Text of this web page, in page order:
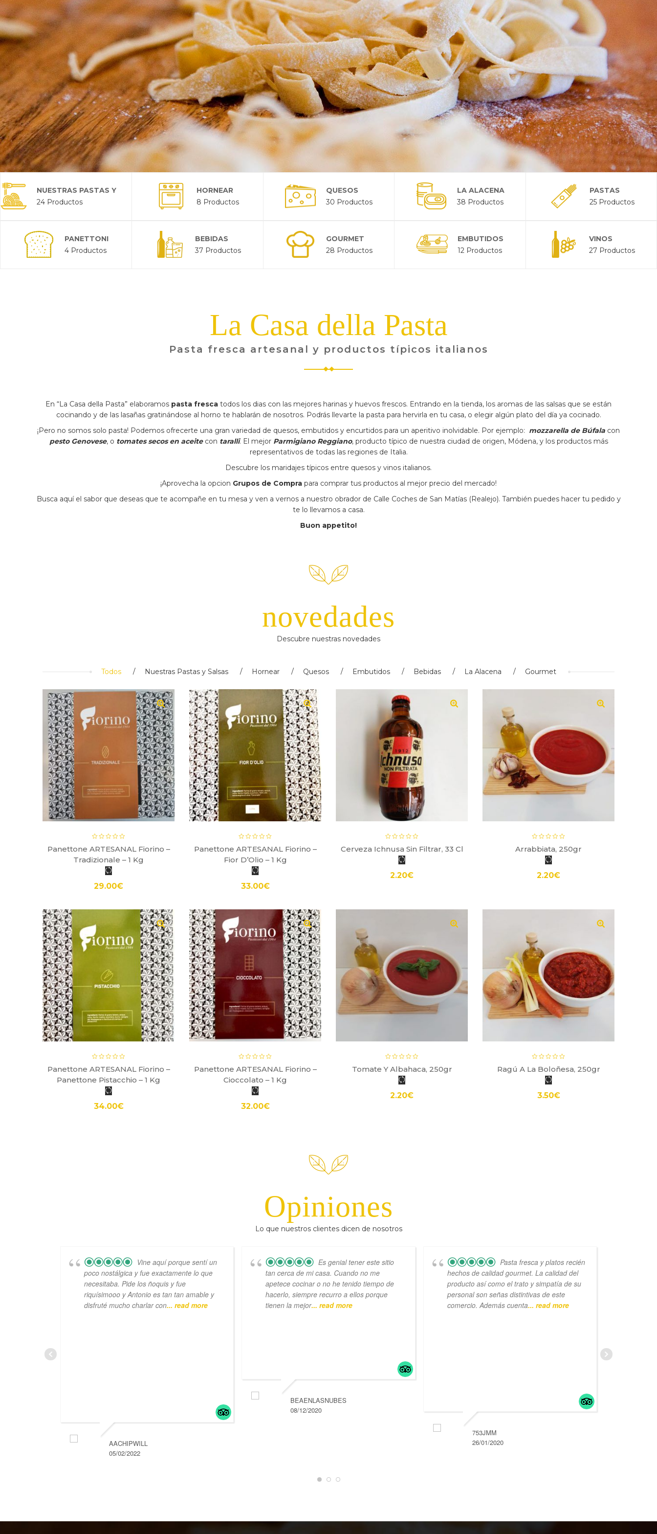
NUESTRAS PASTAS Y
SALSAS
24 Productos
HORNEAR
8 Productos
QUESOS
30 Productos
LA ALACENA
38 Productos
PASTAS
25 Productos
PANETTONI
4 Productos
BEBIDAS
37 Productos
GOURMET
28 Productos
EMBUTIDOS
12 Productos
VINOS
27 Productos
La Casa della Pasta
Pasta fresca artesanal y productos típicos italianos
En “La Casa della Pasta” elaboramos pasta fresca todos los dias con las mejores harinas y huevos frescos. Entrando en la tienda, los aromas de las salsas que se están
cocinando y de las lasañas gratinándose al horno te hablarán de nosotros. Podrás llevarte la pasta para hervirla en tu casa, o elegir algún plato del día ya cocinado.
¡Pero no somos solo pasta! Podemos ofrecerte una gran variedad de quesos, embutidos y encurtidos para un aperitivo inolvidable. Por ejemplo: mozzarella de Búfala con
pesto Genovese, o tomates secos en aceitecon taralli. El mejor Parmigiano Reggiano, producto típico de nuestra ciudad de origen, Módena, y los productos más
representativos de todas las regiones de Italia.
Descubre los maridajes típicos entre quesos y vinos italianos.
¡Aprovecha la opcion Grupos de Compra para comprar tus productos al mejor precio del mercado!
Busca aquí el sabor que deseas que te acompañe en tu mesa y ven a vernos a nuestro obrador de Calle Coches de San Matías (Realejo). También puedes hacer tu pedido y
te lo llevamos a casa.
Buon appetito!
novedades
Descubre nuestras novedades
Todos Nuestras Pastas y Salsas Hornear Quesos Embutidos Bebidas La Alacena Gourmet
Panettone ARTESANAL Fiorino –
Tradizionale – 1 Kg
29.00€
Panettone ARTESANAL Fiorino –
Panettone Pistacchio – 1 Kg
34.00€
Panettone ARTESANAL Fiorino –
Fior D’Olio – 1 Kg
33.00€
Panettone ARTESANAL Fiorino –
Cioccolato – 1 Kg
32.00€
Cerveza Ichnusa Sin Filtrar, 33 Cl
2.20€
Tomate Y Albahaca, 250gr
2.20€
Arrabbiata, 250gr
2.20€
Ragú A La Boloñesa, 250gr
3.50€
Opiniones
Lo que nuestros clientes dicen de nosotros
Vine aquí porque sentí un
poco nostálgica y fue exactamente lo que
necesitaba. Pide los ñoquis y fue
riquísimooo y Antonio es tan tan amable y
disfruté mucho charlar con... read more
AACHIPWILL
05/02/2022
Es genial tener este sitio
tan cerca de mi casa. Cuando no me
apetece cocinar o no he tenido tiempo de
hacerlo, siempre recurro a ellos porque
tienen la mejor... read more
BEAENLASNUBES
08/12/2020
Pasta fresca y platos recién
hechos de calidad gourmet. La calidad del
producto así como el trato y simpatía de su
personal son señas distintivas de este
comercio. Además cuenta... read more
753JMM
26/01/2020